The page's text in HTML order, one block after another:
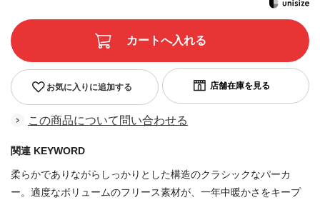
お気に入りに追加する
この商品について問い合わせる
関連 KEYWORD
柔らかでありながらしっかりとした構造のクラシックなパーカ
ー。適度なボリュームのフリース素材が、一年中暖かさをキープ